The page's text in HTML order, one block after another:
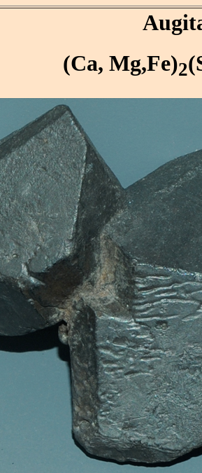
(Ca, Mg,Fe)2